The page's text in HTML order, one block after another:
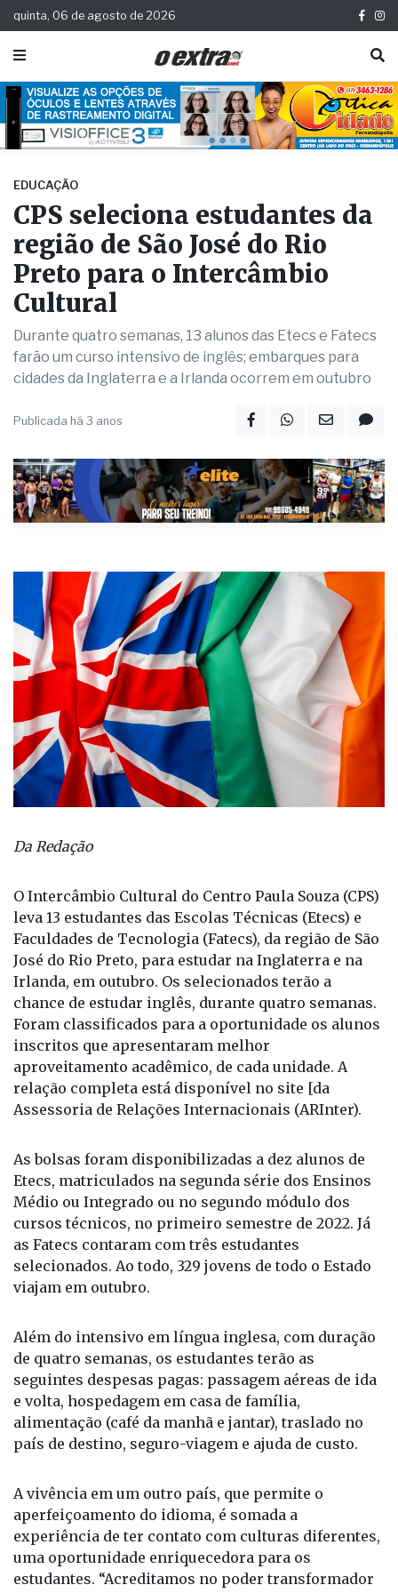
quinta, 06 de agosto de 2026
EDUCAÇÃO
CPS seleciona estudantes da
região de São José do Rio
Preto para o Intercâmbio
Cultural
Durante quatro semanas, 13 alunos das Etecs e Fatecs
farão um curso intensivo de inglês; embarques para
cidades da Inglaterra e a Irlanda ocorrem em outubro
Publicada há 3 anos
Da Redação
O Intercâmbio Cultural do Centro Paula Souza (CPS)
leva 13 estudantes das Escolas Técnicas (Etecs) e
Faculdades de Tecnologia (Fatecs), da região de São
José do Rio Preto, para estudar na Inglaterra e na
Irlanda, em outubro. Os selecionados terão a
chance de estudar inglês, durante quatro semanas.
Foram classificados para a oportunidade os alunos
inscritos que apresentaram melhor
aproveitamento acadêmico, de cada unidade. A
Assessoria de Relações Internacionais (ARInter).
As bolsas foram disponibilizadas a dez alunos de
Etecs, matriculados na segunda série dos Ensinos
Médio ou Integrado ou no segundo módulo dos
cursos técnicos, no primeiro semestre de 2022. Já
as Fatecs contaram com três estudantes
viajam em outubro.
Além do intensivo em língua inglesa, com duração
de quatro semanas, os estudantes terão as
seguintes despesas pagas: passagem aéreas de ida
e volta, hospedagem em casa de família,
país de destino, seguro-viagem e ajuda de custo.
A vivência em um outro país, que permite o
aperfeiçoamento do idioma, é somada a